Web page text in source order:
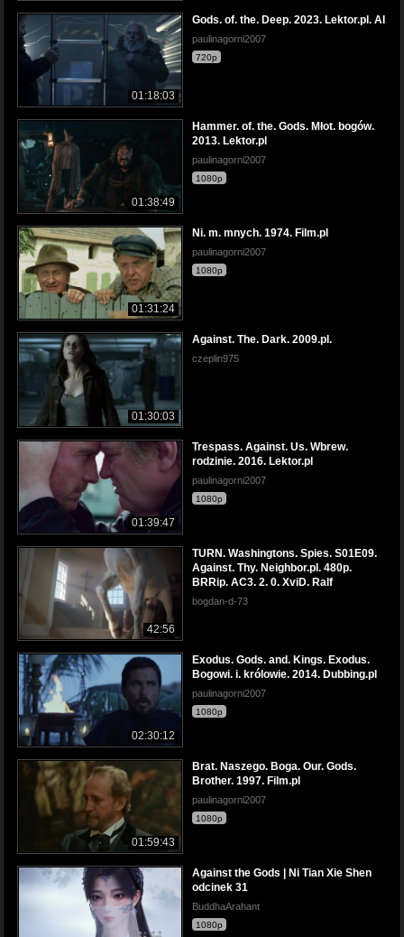
01:18:03
Gods. of. the. Deep. 2023. Lektor.pl. AI
paulinagorni2007
720p
01:38:49
Hammer. of. the. Gods. Młot. bogów.
2013. Lektor.pl
paulinagorni2007
1080p
01:31:24
Ni. m. mnych. 1974. Film.pl
paulinagorni2007
1080p
01:30:03
Against. The. Dark. 2009.pl.
czeplin975
01:39:47
Trespass. Against. Us. Wbrew.
rodzinie. 2016. Lektor.pl
paulinagorni2007
1080p
42:56
TURN. Washingtons. Spies. S01E09.
Against. Thy. Neighbor.pl. 480p.
BRRip. AC3. 2. 0. XviD. Ralf
bogdan-d-73
02:30:12
Exodus. Gods. and. Kings. Exodus.
Bogowi. i. królowie. 2014. Dubbing.pl
paulinagorni2007
1080p
01:59:43
Brat. Naszego. Boga. Our. Gods.
Brother. 1997. Film.pl
paulinagorni2007
1080p
Against the Gods | Ni Tian Xie Shen
odcinek 31
BuddhaArahant
1080p